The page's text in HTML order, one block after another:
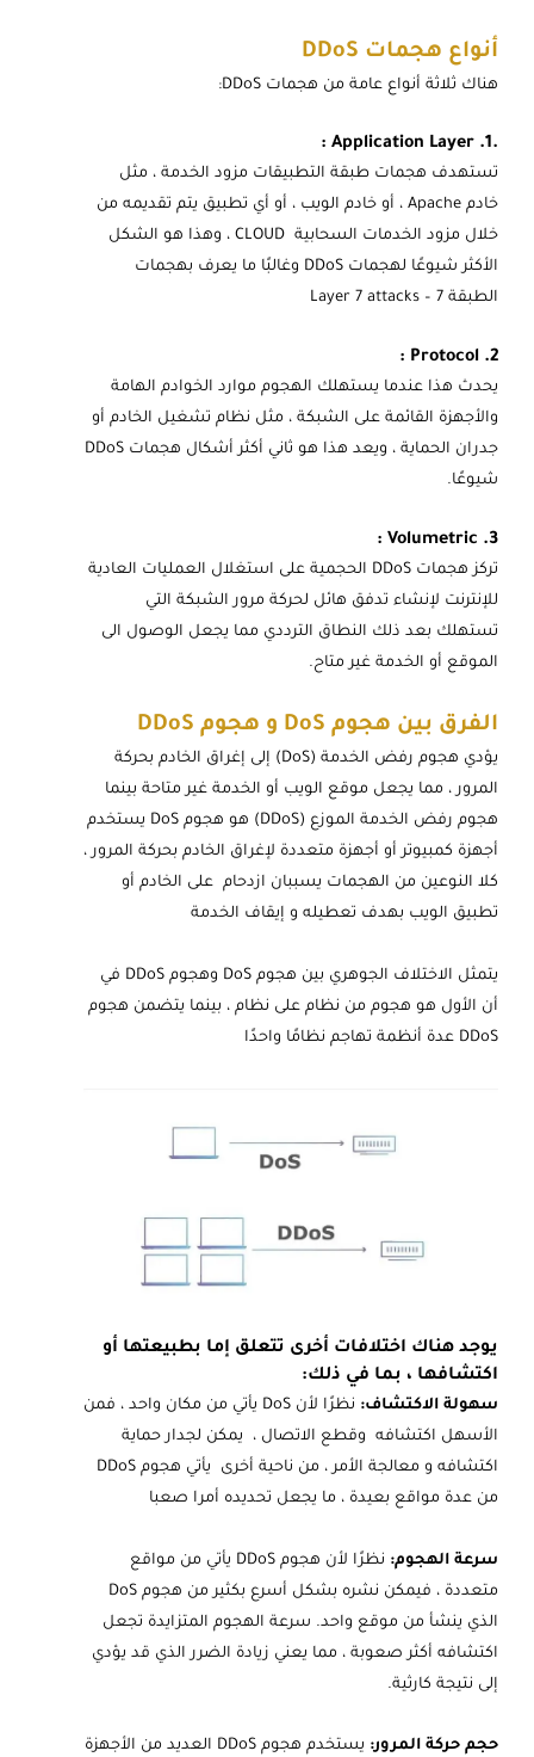
أنواع هجمات DDoS
هناك ثلاثة أنواع عامة من هجمات DDoS:
.1. Application Layer :
تستهدف هجمات طبقة التطبيقات مزود الخدمة ، مثل
خادم Apache ، أو خادم الويب ، أو أي تطبيق يتم تقديمه من
خلال مزود الخدمات السحابية CLOUD ، وهذا هو الشكل
الأكثر شيوعًا لهجمات DDoS وغالبًا ما يعرف بهجمات
الطبقة 7 – Layer 7 attacks
2. Protocol :
يحدث هذا عندما يستهلك الهجوم موارد الخوادم الهامة
والأجهزة القائمة على الشبكة ، مثل نظام تشغيل الخادم أو
جدران الحماية ، ويعد هذا هو ثاني أكثر أشكال هجمات DDoS
شيوعًا.
3. Volumetric :
تركز هجمات DDoS الحجمية على استغلال العمليات العادية
للإنترنت لإنشاء تدفق هائل لحركة مرور الشبكة التي
تستهلك بعد ذلك النطاق الترددي مما يجعل الوصول الى
الموقع أو الخدمة غير متاح.
الفرق بين هجوم DoS و هجوم DDoS
يؤدي هجوم رفض الخدمة (DoS) إلى إغراق الخادم بحركة
المرور ، مما يجعل موقع الويب أو الخدمة غير متاحة بينما
هجوم رفض الخدمة الموزع (DDoS) هو هجوم DoS يستخدم
أجهزة كمبيوتر أو أجهزة متعددة لإغراق الخادم بحركة المرور ،
كلا النوعين من الهجمات يسببان ازدحام على الخادم أو
تطبيق الويب بهدف تعطيله و إيقاف الخدمة
يتمثل الاختلاف الجوهري بين هجوم DoS وهجوم DDoS في
أن الأول هو هجوم من نظام على نظام ، بينما يتضمن هجوم
DDoS عدة أنظمة تهاجم نظامًا واحدًا
يوجد هناك اختلافات أخرى تتعلق إما بطبيعتها أو
اكتشافها ، بما في ذلك:
سهولة الاكتشاف:
نظرًا لأن DoS يأتي من مكان واحد ، فمن
الأسهل اكتشافه وقطع الاتصال ، يمكن لجدار حماية
اكتشافه و معالجة الأمر ، من ناحية أخرى يأتي هجوم DDoS
من عدة مواقع بعيدة ، ما يجعل تحديده أمرا صعبا
سرعة الهجوم:
نظرًا لأن هجوم DDoS يأتي من مواقع
متعددة ، فيمكن نشره بشكل أسرع بكثير من هجوم DoS
الذي ينشأ من موقع واحد. سرعة الهجوم المتزايدة تجعل
اكتشافه أكثر صعوبة ، مما يعني زيادة الضرر الذي قد يؤدي
إلى نتيجة كارثية.
حجم حركة المرور:
يستخدم هجوم DDoS العديد من الأجهزة